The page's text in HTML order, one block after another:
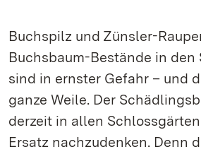
Buchspilz und Zünsler-
Buchsbaum-Bestände in den
sind in ernster Gefahr – und
ganze Weile. Der
derzeit in allen
Ersatz nachzudenken. Denn